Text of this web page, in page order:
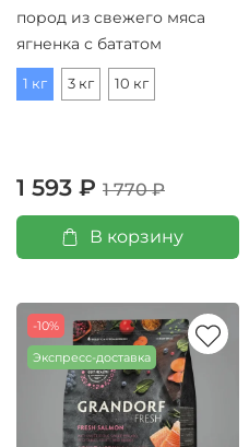
пород из свежего мяса
ягненка с бататом
1 кг 3 кг 10 кг
1 593 ₽ 1 770 ₽
В корзину
-10%
Экспресс-доставка